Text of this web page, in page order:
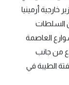
أرمينيا
السلطات
العاصمة
من جانب
الطيبة في